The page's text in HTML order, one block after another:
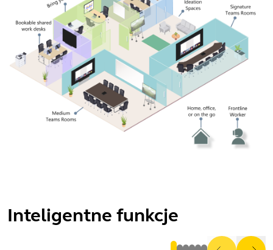
Inteligentne funkcje